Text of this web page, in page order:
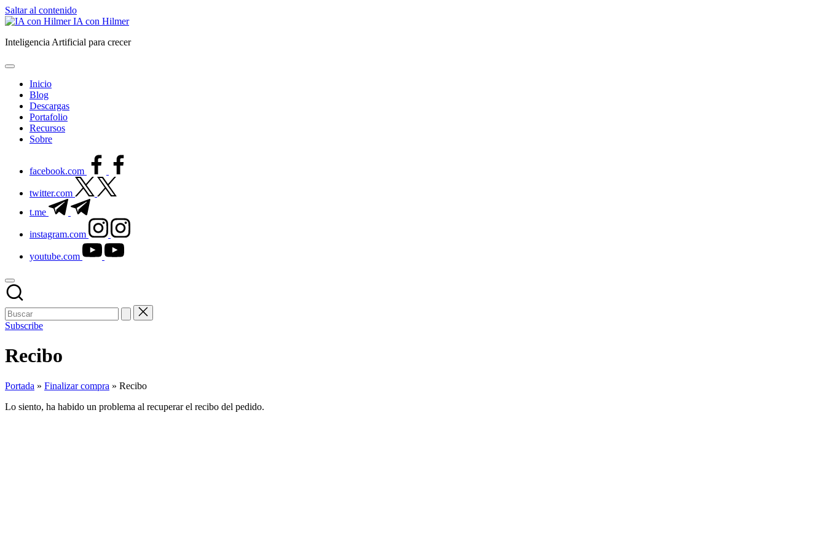
Saltar al contenido
IA con Hilmer
Inteligencia Artificial para crecer
Inicio
Blog
Descargas
Portafolio
Recursos
Sobre
facebook.com
twitter.com
t.me
instagram.com
youtube.com
Subscribe
Recibo
Portada » Finalizar compra » Recibo
Lo siento, ha habido un problema al recuperar el recibo del pedido.